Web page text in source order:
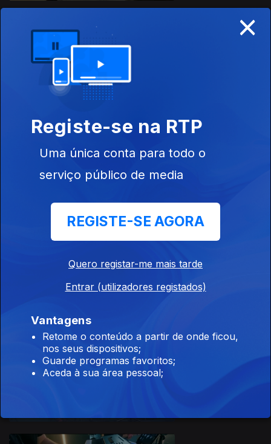
21 nov. 2025
×
Registe-se na RTP
Uma única conta para todo o
serviço público de media
REGISTE-SE AGORA
Quero registar-me mais tarde
Entrar (utilizadores registados)
Vantagens
Retome o conteúdo a partir de onde ficou,
nos seus dispositivos;
Guarde programas favoritos;
Aceda à sua área pessoal;